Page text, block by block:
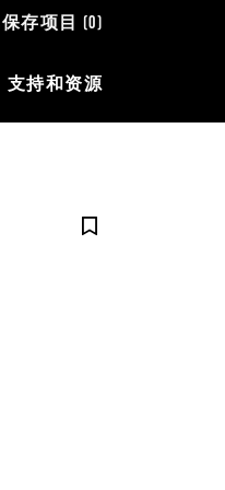
存项目 (0)
支持和资源